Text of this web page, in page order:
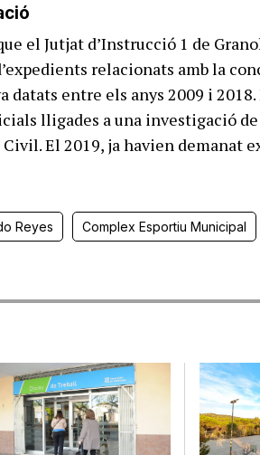
el Jutjat d’Instrucció 1 de
relacionats amb la
entre els anys 2009 i 2018.
lligades a una investigació
El 2019, ja havien demanat
Reyes Complex Esportiu Municipal